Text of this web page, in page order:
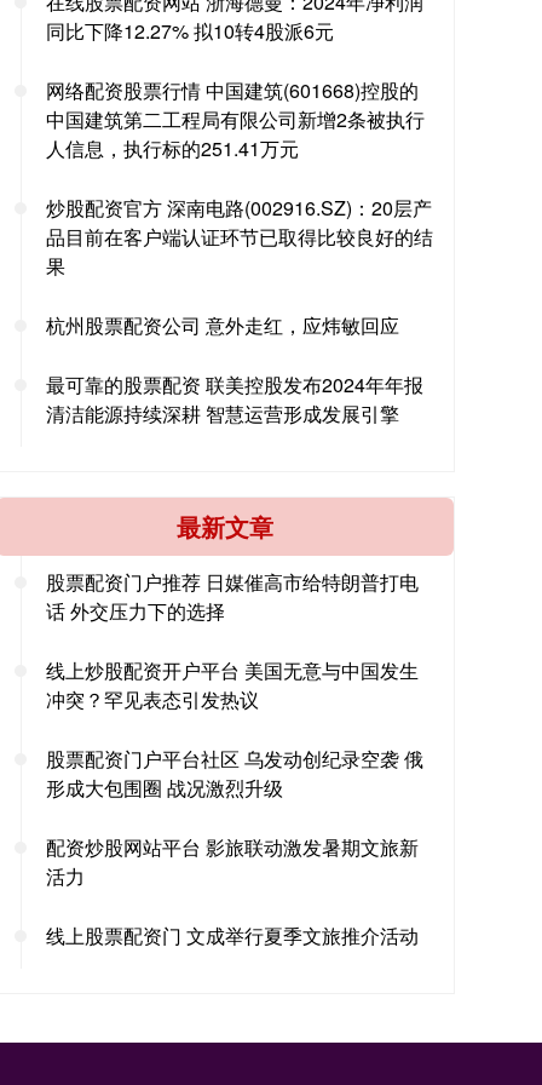
同比下降12.27% 拟10转4股派6元
网络配资股票行情 中国建筑(601668)控股的
中国建筑第二工程局有限公司新增2条被执行
人信息，执行标的251.41万元
炒股配资官方 深南电路(002916.SZ)：20层产
品目前在客户端认证环节已取得比较良好的结
果
杭州股票配资公司 意外走红，应炜敏回应
最可靠的股票配资 联美控股发布2024年年报
清洁能源持续深耕 智慧运营形成发展引擎
最新文章
股票配资门户推荐 日媒催高市给特朗普打电
话 外交压力下的选择
线上炒股配资开户平台 美国无意与中国发生
冲突？罕见表态引发热议
股票配资门户平台社区 乌发动创纪录空袭 俄
形成大包围圈 战况激烈升级
配资炒股网站平台 影旅联动激发暑期文旅新
活力
线上股票配资门 文成举行夏季文旅推介活动